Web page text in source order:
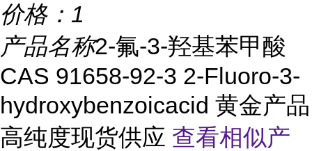
价格： 1
产品名称2-氟-3-羟基苯甲酸
CAS 91658-92-3 2-Fluoro-3-
hydroxybenzoicacid 黄金产品
高纯度现货供应 查看相似产